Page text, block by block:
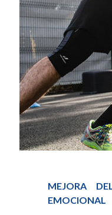
MEJORA
EMOCIONAL